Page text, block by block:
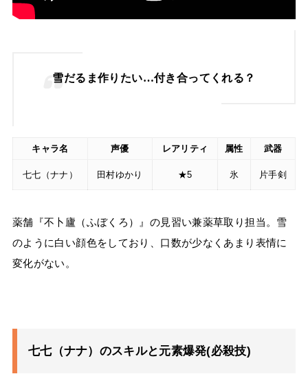
雪だるま作りたい…付き合ってくれる？
キャラ名 声優 レアリティ 属性 武器
七七（ナナ） 田村ゆかり ★5 氷 片手剣
薬舗『不卜廬（ふぼくろ）』の見習い兼薬草取り担当。雪
のように白い顔色をしており、口数が少なくあまり表情に
変化がない。
七七（ナナ）のスキルと元素爆発(必殺技)